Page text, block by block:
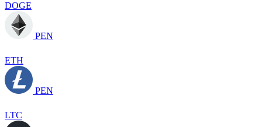
DOGE
PEN
ETH
PEN
LTC